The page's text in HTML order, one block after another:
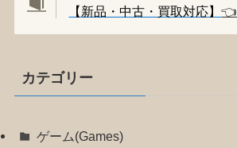
【新品・中古・買取対応】👈️
カテゴリー
ゲーム(Games)